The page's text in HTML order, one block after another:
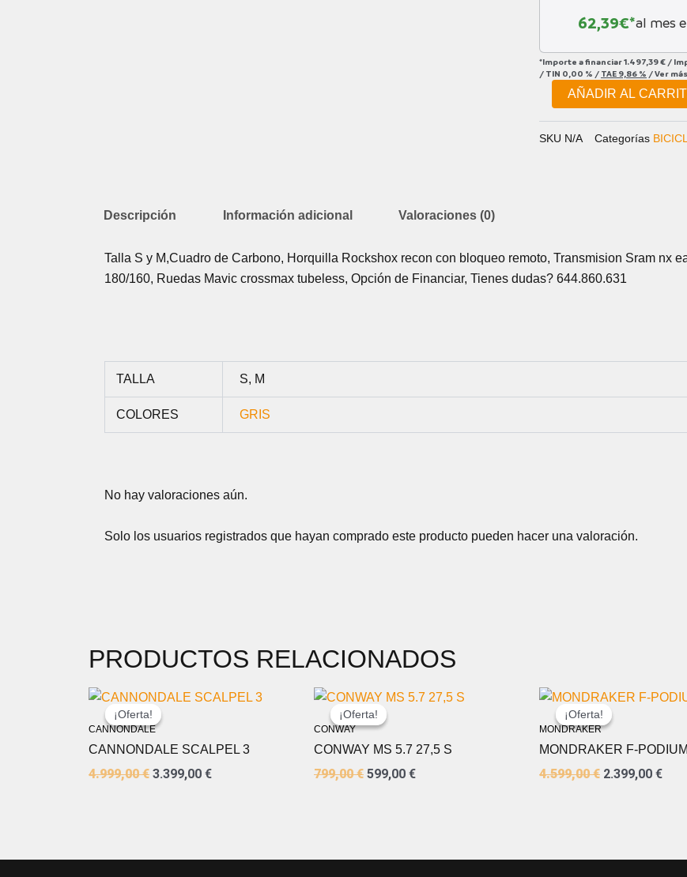
62,39€*al mes
*Importe a financiar1.497,39 € /
/ TIN 0,00 % / TAE 9,86 % /Ver más
AÑADIR AL
SKU N/A Categorías
Descripción Información adicional Valoraciones (0)
Talla S y M,Cuadro de Carbono, Horquilla Rockshox recon con bloqueo remoto, Transmision Sram nx
180/160, Ruedas Mavic crossmax tubeless, Opción de Financiar, Tienes dudas? 644.860.631
TALLA S, M
COLORES GRIS
No hay valoraciones aún.
Solo los usuarios registrados que hayan comprado este producto pueden hacer una valoración.
PRODUCTOS RELACIONADOS
¡Oferta!
CANNONDALE
¡Oferta!
CANNONDALE SCALPEL 3
4.999,00€
EL
ORIGINAL
ERA:
4.999,00 €.
3.399,00 €
EL
ES:
3.399,00 €.
¡Oferta!
CONWAY
¡Oferta!
CONWAY MS 5.7 27,5 S
799,00€
EL
PRECIO
ORIGINAL
ERA:
799,00 €.
599,00 €
EL
ES:
599,00 €.
¡Oferta!
MONDRAKER
¡Oferta!
MONDRAKER F-PODIUM
4.599,00€
EL
ORIGINAL
ERA:
4.599,00 €.
2.399,00 €
EL
ES: